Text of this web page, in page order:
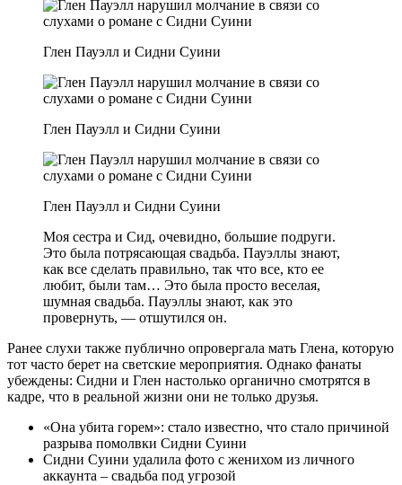
Глен Пауэлл и Сидни Суини
Глен Пауэлл и Сидни Суини
Глен Пауэлл и Сидни Суини
Моя сестра и Сид, очевидно, большие подруги.
Это была потрясающая свадьба. Пауэллы знают,
как все сделать правильно, так что все, кто ее
любит, были там… Это была просто веселая,
шумная свадьба. Пауэллы знают, как это
провернуть, — отшутился он.
Ранее слухи также публично опровергала мать Глена, которую
тот часто берет на светские мероприятия. Однако фанаты
убеждены: Сидни и Глен настолько органично смотрятся в
кадре, что в реальной жизни они не только друзья.
«Она убита горем»: стало известно, что стало причиной
разрыва помолвки Сидни Суини
Сидни Суини удалила фото с женихом из личного
аккаунта – свадьба под угрозой